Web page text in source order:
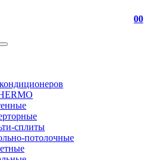
00
сплиты
потолочные